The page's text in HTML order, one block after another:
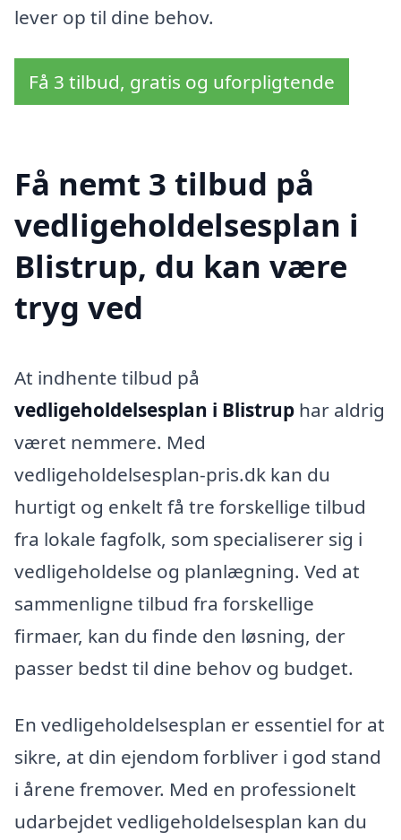
lever op til dine behov.
Få 3 tilbud, gratis og uforpligtende
Få nemt 3 tilbud på
vedligeholdelsesplan i
Blistrup, du kan være
tryg ved
At indhente tilbud på
vedligeholdelsesplan i Blistrup har aldrig
været nemmere. Med
vedligeholdelsesplan-pris.dk kan du
hurtigt og enkelt få tre forskellige tilbud
fra lokale fagfolk, som specialiserer sig i
vedligeholdelse og planlægning. Ved at
sammenligne tilbud fra forskellige
firmaer, kan du finde den løsning, der
passer bedst til dine behov og budget.
En vedligeholdelsesplan er essentiel for at
sikre, at din ejendom forbliver i god stand
i årene fremover. Med en professionelt
udarbejdet vedligeholdelsesplan kan du